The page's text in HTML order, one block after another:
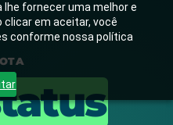
fornecer uma melhor e
clicar em aceitar, você
conforme nossa política